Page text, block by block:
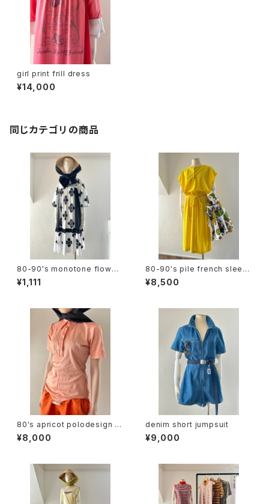
girl print frill dress
¥14,000
同じカテゴリの商品
80-90's monotone flower
design dress
¥1,111
80-90's pile french sleev
e dress
¥8,500
80's apricot polodesign S/
S bodysuit
¥8,000
denim short jumpsuit
¥9,000